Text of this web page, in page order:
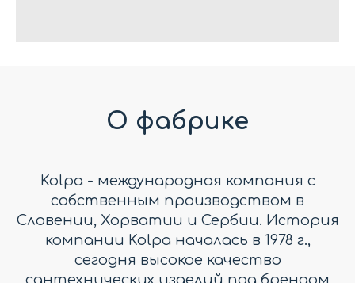
О фабрике
Kolpa - международная компания с
собственным производством в
Словении, Хорватии и Сербии. История
компании Kolpa началась в 1978 г.,
сегодня высокое качество
сантехнических изделий под брендом